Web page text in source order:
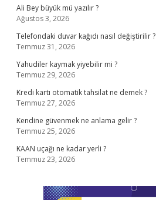
Ali Bey büyük mü yazılır ?
Ağustos 3, 2026
Telefondaki duvar kağıdı nasıl değiştirilir ?
Temmuz 31, 2026
Yahudiler kaymak yiyebilir mi ?
Temmuz 29, 2026
Kredi kartı otomatik tahsilat ne demek ?
Temmuz 27, 2026
Kendine güvenmek ne anlama gelir ?
Temmuz 25, 2026
KAAN uçağı ne kadar yerli ?
Temmuz 23, 2026